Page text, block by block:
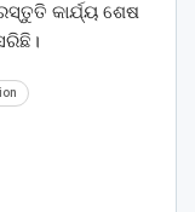
କାର୍ଯ୍ୟ ଶେଷ